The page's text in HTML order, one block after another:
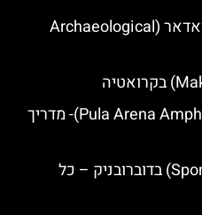
המוזיאון הארכיאולוגי של זאדאר (Archaeological
הארנה של פולה (Pula Arena Amphitheater)- מדריך
ארמון ספונזה (Sponza Palace) בדוברובניק – כל